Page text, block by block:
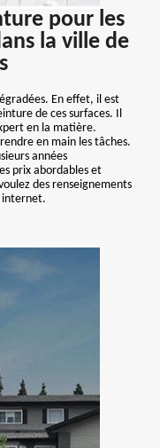
pour les
la ville de
En effet, il est
de ces surfaces. Il
en la matière.
en main les tâches.
années
prix abordables et
des renseignements
internet.